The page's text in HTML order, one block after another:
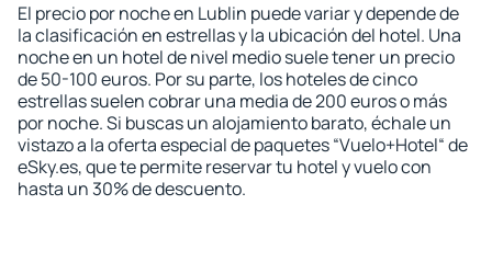
El precio por noche en Lublin puede variar y depende de
la clasificación en estrellas y la ubicación del hotel. Una
noche en un hotel de nivel medio suele tener un precio
de 50-100 euros. Por su parte, los hoteles de cinco
estrellas suelen cobrar una media de 200 euros o más
por noche. Si buscas un alojamiento barato, échale un
vistazo a la oferta especial de paquetes “Vuelo+Hotel“ de
eSky.es, que te permite reservar tu hotel y vuelo con
hasta un 30% de descuento.